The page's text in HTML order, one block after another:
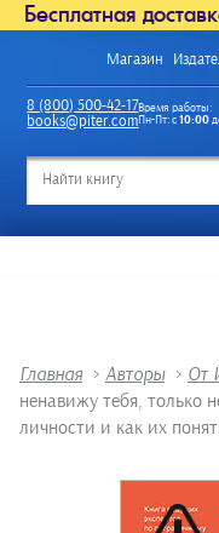
Бесплатная
Магазин
8 (800) 500-42-17
books@piter.com
Время работы:
Пн-Пт: с10:00
Главная > Авторы > От
ненавижу тебя, только
личности и как их